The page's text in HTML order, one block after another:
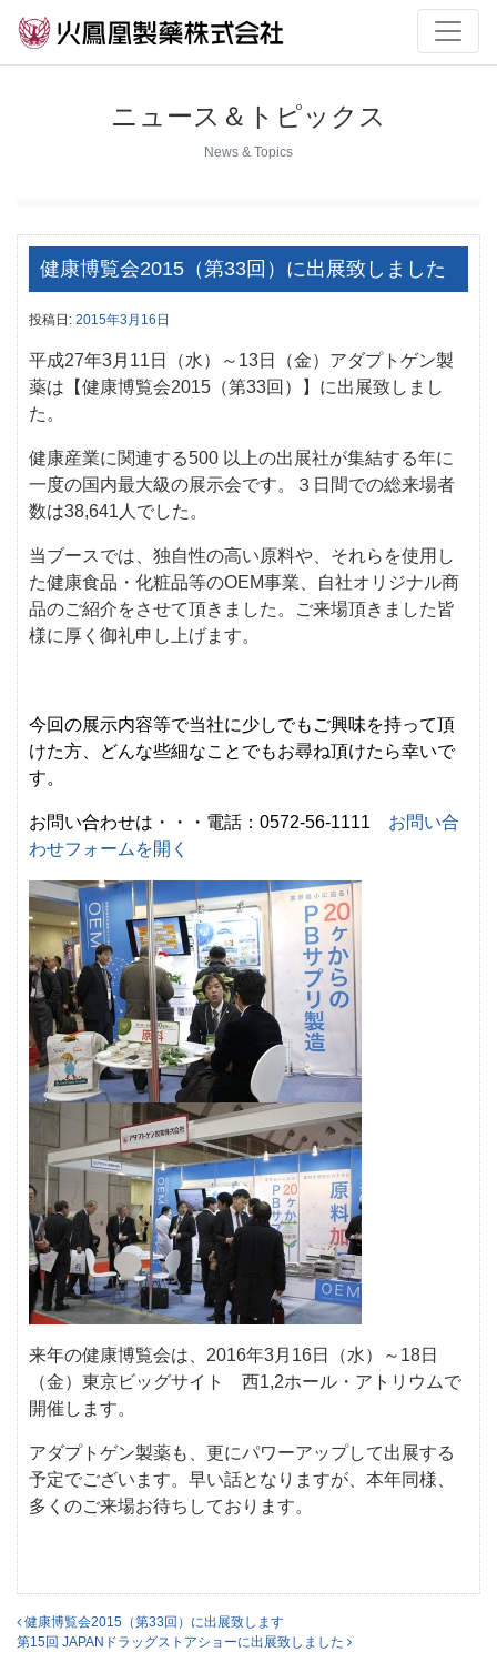
ニュース＆トピックス
News & Topics
健康博覧会2015（第33回）に出展致しました
投稿日: 2015年3月16日
平成27年3月11日（水）～13日（金）アダプトゲン製
薬は【健康博覧会2015（第33回）】に出展致しまし
た。
健康産業に関連する500 以上の出展社が集結する年に
一度の国内最大級の展示会です。３日間での総来場者
数は38,641人でした。
当ブースでは、独自性の高い原料や、それらを使用し
た健康食品・化粧品等のOEM事業、自社オリジナル商
品のご紹介をさせて頂きました。ご来場頂きました皆
様に厚く御礼申し上げます。
今回の展示内容等で当社に少しでもご興味を持って頂
けた方、どんな些細なことでもお尋ね頂けたら幸いで
す。
お問い合わせは・・・電話：0572-56-1111 お問い合
わせフォームを開く
来年の健康博覧会は、2016年3月16日（水）～18日
（金）東京ビッグサイト 西1,2ホール・アトリウムで
開催します。
アダプトゲン製薬も、更にパワーアップして出展する
予定でございます。早い話となりますが、本年同様、
多くのご来場お待ちしております。
投稿ナビゲーション
健康博覧会2015（第33回）に出展致します
第15回 JAPANドラッグストアショーに出展致しました